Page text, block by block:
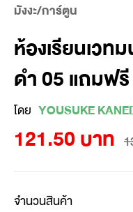
มังงะ/การ์ตูน
ห้องเรียนเว
ดำ 05 แถมฟรี
โดย YOUSUKE
121.50 บาท
จำนวนสินค้า